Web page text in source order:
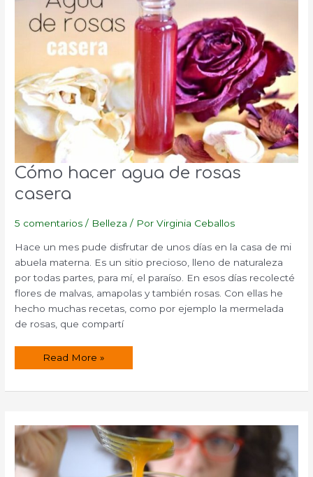
Cómo hacer agua de rosas
casera
5 comentarios / Belleza / PorVirginia Ceballos
Hace un mes pude disfrutar de unos días en la casa de mi
abuela materna. Es un sitio precioso, lleno de naturaleza
por todas partes, para mí, el paraíso. En esos días recolecté
flores de malvas, amapolas y también rosas. Con ellas he
hecho muchas recetas, como por ejemplo la mermelada
de rosas, que compartí
Cómo
rosas
Read More »